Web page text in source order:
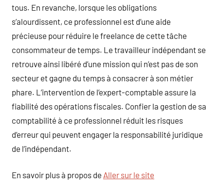
tous. En revanche, lorsque les obligations
s’alourdissent, ce professionnel est d’une aide
précieuse pour réduire le freelance de cette tâche
consommateur de temps. Le travailleur indépendant se
retrouve ainsi libéré d’une mission qui n’est pas de son
secteur et gagne du temps à consacrer à son métier
phare. L’intervention de l’expert-comptable assure la
fiabilité des opérations fiscales. Confier la gestion de sa
comptabilité à ce professionnel réduit les risques
d’erreur qui peuvent engager la responsabilité juridique
de l’indépendant.
En savoir plus à propos de Aller sur le site